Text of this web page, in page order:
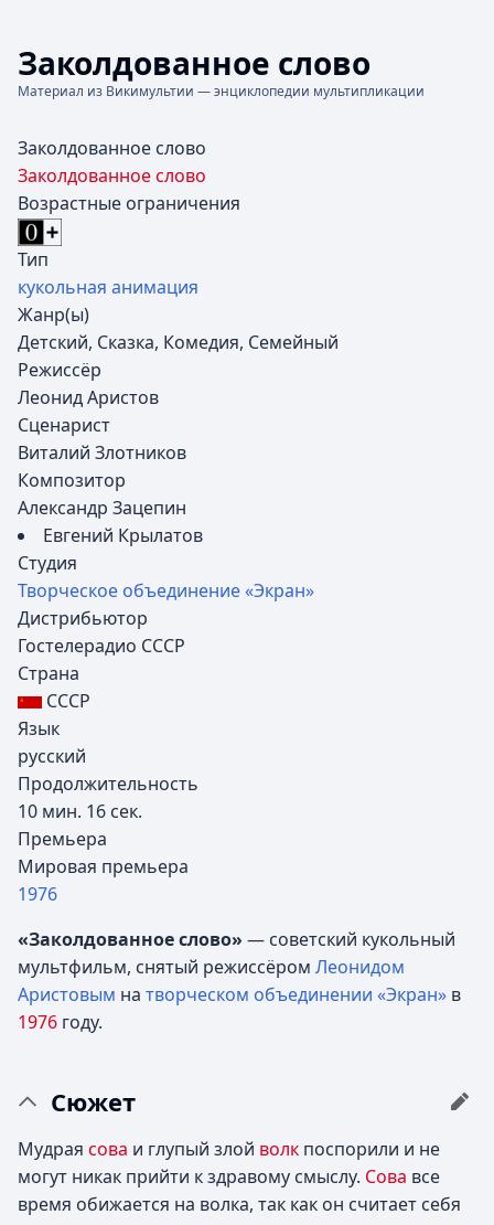
Заколдованное слово
Материал из Викимультии — энциклопедии мультипликации
Заколдованное слово
Заколдованное слово
Возрастные ограничения
Тип
кукольная анимация
Жанр(ы)
Детский, Сказка, Комедия, Семейный
Режиссёр
Леонид Аристов
Сценарист
Виталий Злотников
Композитор
Александр Зацепин
Евгений Крылатов
Студия
Творческое объединение «Экран»
Дистрибьютор
Гостелерадио СССР
Страна
СССР
Язык
русский
Продолжительность
10 мин. 16 сек.
Премьера
Мировая премьера
1976
«Заколдованное слово» — советский кукольный
мультфильм, снятый режиссёром Леонидом
Аристовым на творческом объединении «Экран» в
1976 году.
Сюжет
Мудрая сова и глупый злой волк поспорили и не
могут никак прийти к здравому смыслу. Сова все
время обижается на волка, так как он считает себя